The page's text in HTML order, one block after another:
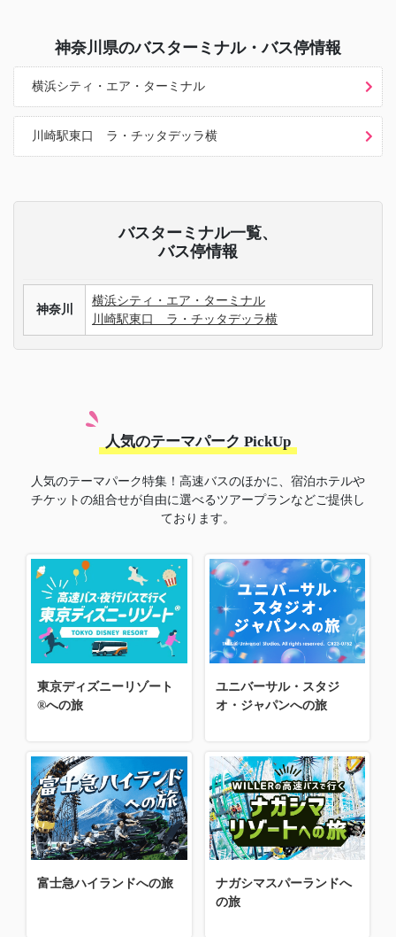
神奈川県のバスターミナル・バス停情報
横浜シティ・エア・ターミナル
川崎駅東口 ラ・チッタデッラ横
バスターミナル一覧、
バス停情報
神奈川
横浜シティ・エア・ターミナル
川崎駅東口 ラ・チッタデッラ横
人気のテーマパーク PickUp
人気のテーマパーク特集！高速バスのほかに、宿泊ホテルや
チケットの組合せが自由に選べるツアープランなどご提供し
ております。
東京ディズニーリゾート
®への旅
ユニバーサル・スタジ
オ・ジャパンへの旅
富士急ハイランドへの旅
ナガシマスパーランドへ
の旅